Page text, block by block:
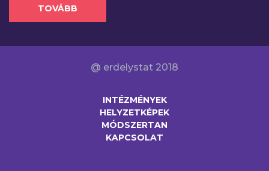
TOVÁBB
@ erdelystat 2018
INTÉZMÉNYEK
HELYZETKÉPEK
MÓDSZERTAN
KAPCSOLAT